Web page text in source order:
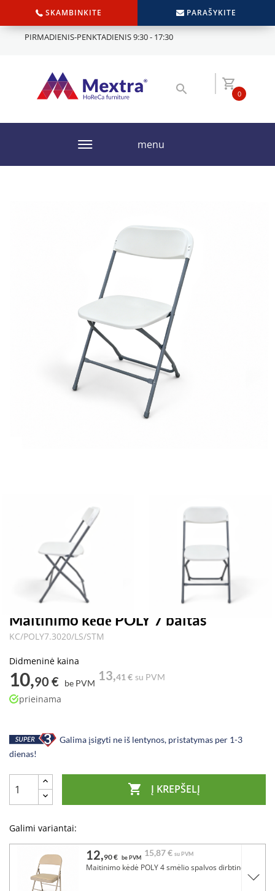
SKAMBINKITE PARAŠYKITE
PIRMADIENIS-PENKTADIENIS 9:30 - 17:30
0
menu
Maitinimo kėdė POLY 7 baltas
KC/POLY7.3020/LS/STM
Didmeninė kaina
10,90 € be PVM
13,41 € su PVM
prieinama
Galima įsigyti ne iš lentynos, pristatymas per 1-3
dienas!
 Į KREPŠELĮ
Galimi variantai:
12,90 € be PVM 15,87 € su PVM
Maitinimo kėdė POLY 4 smėlio spalvos dirbtinė oda